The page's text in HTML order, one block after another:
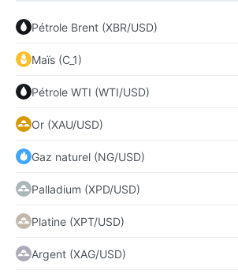
Pétrole Brent (XBR/USD)
Maïs (C_1)
Pétrole WTI (WTI/USD)
Or (XAU/USD)
Gaz naturel (NG/USD)
Palladium (XPD/USD)
Platine (XPT/USD)
Argent (XAG/USD)